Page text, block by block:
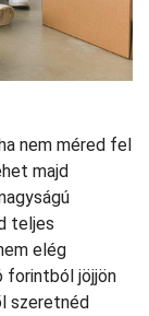
nem méred fel
majd
teljes
elég
forintból jöjjön
szeretnéd